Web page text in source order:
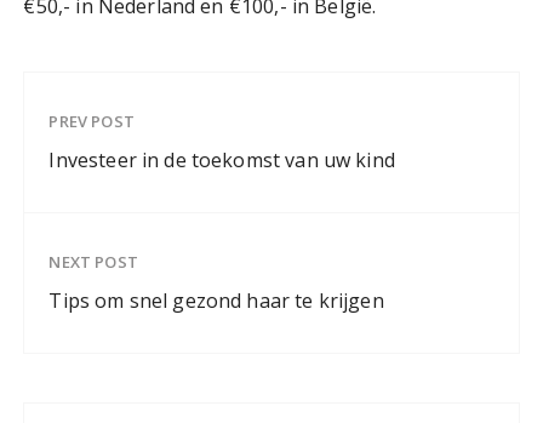
€50,- in Nederland en €100,- in België.
PREV POST
Investeer in de toekomst van uw kind
NEXT POST
Tips om snel gezond haar te krijgen